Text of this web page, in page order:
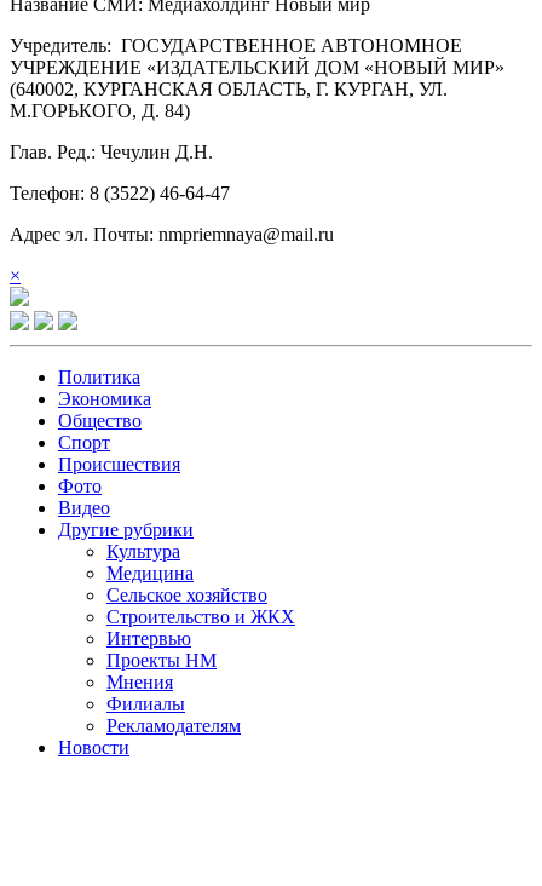
Учредитель: ГОСУДАРСТВЕННОЕ АВТОНОМНОЕ
УЧРЕЖДЕНИЕ «ИЗДАТЕЛЬСКИЙ ДОМ «НОВЫЙ МИР»
(640002, КУРГАНСКАЯ ОБЛАСТЬ, Г. КУРГАН, УЛ.
М.ГОРЬКОГО, Д. 84)
Глав. Ред.: Чечулин Д.Н.
Телефон: 8 (3522) 46-64-47
Адрес эл. Почты: nmpriemnaya@mail.ru
×
Политика
Экономика
Общество
Спорт
Происшествия
Фото
Видео
Другие рубрики
Культура
Медицина
Сельское хозяйство
Строительство и ЖКХ
Интервью
Проекты НМ
Мнения
Филиалы
Рекламодателям
Новости